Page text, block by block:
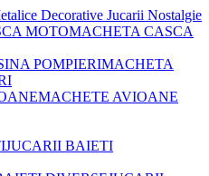
Decorative Jucarii Nostalgie
MACHETA CASCA
MACHETA
MACHETE AVIOANE
JUCARII BAIETI